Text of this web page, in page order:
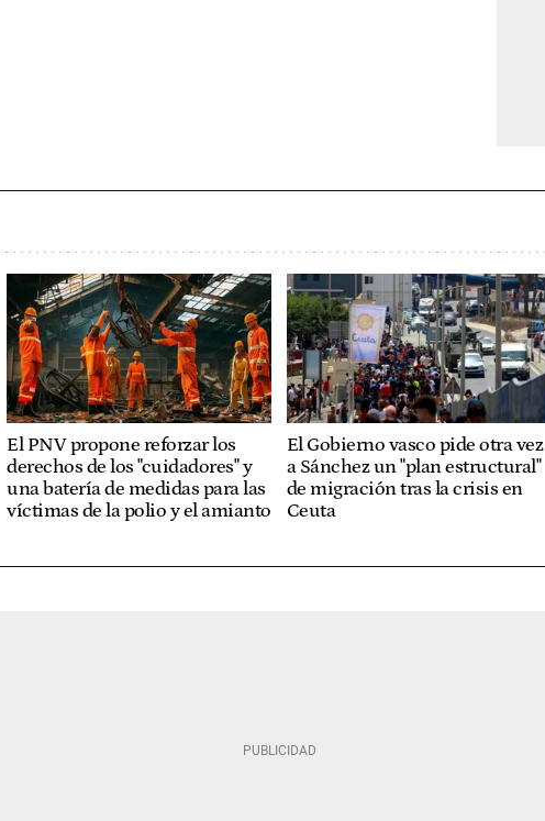
El PNV propone reforzar los
derechos de los "cuidadores" y
una batería de medidas para las
víctimas de la polio y el amianto
El Gobierno vasco pide otra vez
a Sánchez un "plan estructural"
de migración tras la crisis en
Ceuta